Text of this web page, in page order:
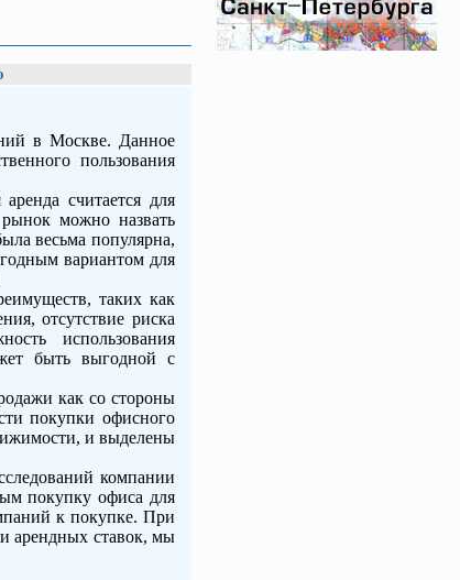
в Москве. Данное
пользования
считается для
можно назвать
весьма популярна,
вариантом для
таких как
отсутствие риска
использования
быть выгодной с
как со стороны
покупки офисного
и выделены
компании
покупку офиса для
к покупке. При
арендных ставок, мы